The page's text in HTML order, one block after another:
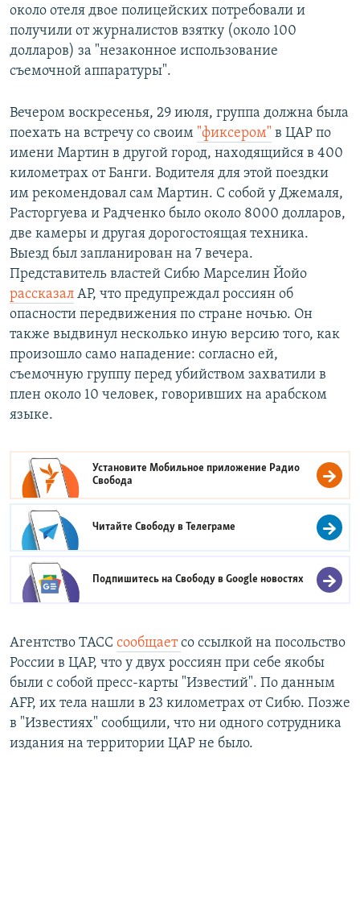
около отеля двое полицейских потребовали и
получили от журналистов взятку (около 100
долларов) за "незаконное использование
съемочной аппаратуры".
Вечером воскресенья, 29 июля, группа должна была
поехать на встречу со своим "фиксером" в ЦАР по
имени Мартин в другой город, находящийся в 400
километрах от Банги. Водителя для этой поездки
им рекомендовал сам Мартин. С собой у Джемаля,
Расторгуева и Радченко было около 8000 долларов,
две камеры и другая дорогостоящая техника.
Выезд был запланирован на 7 вечера.
Представитель властей Сибю Марселин Йойо
рассказал AP, что предупреждал россиян об
опасности передвижения по стране ночью. Он
также выдвинул несколько иную версию того, как
произошло само нападение: согласно ей,
съемочную группу перед убийством захватили в
плен около 10 человек, говоривших на арабском
языке.
Установите Мобильное приложение Радио
Свобода
Читайте Свободу вТелеграме
Подпишитесь на Свободу вGoogle новостях
Агентство ТАСС сообщаетсо ссылкой на посольство
России в ЦАР, что у двух россиян при себе якобы
были с собой пресс-карты "Известий". По данным
AFP, их тела нашли в 23 километрах от Сибю. Позже
в "Известиях" сообщили, что ни одного сотрудника
издания на территории ЦАР не было.